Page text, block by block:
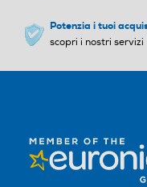
Forno elettrico -
Potenzia i tuoi
scopri i nostri servizi